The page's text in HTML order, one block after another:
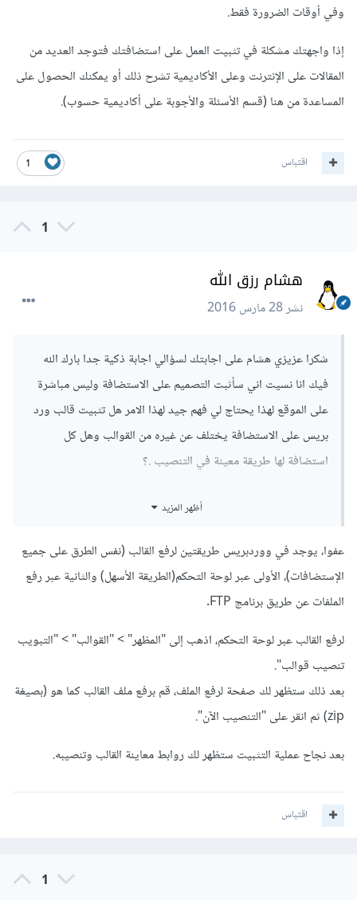
وفي أوقات الضرورة فقط.
إذا واجهتك مشكلة في تثبيت العمل على استضافتك فتوجد العديد من
المقالات على الإنترنت وعلى الأكاديمية تشرح ذلك أو يمكنك الحصول على
المساعدة من هنا (قسم الأسئلة والأجوبة على أكاديمية حسوب).
1 اقتباس
1
هشام رزق الله
نشر28 مارس 2016
شكرا عزيزي هشام على اجابتك لسؤالي اجابة ذكية جدا بارك الله
فيك انا نسيت اني سأثبت التصميم على الاستضافة وليس مباشرة
على الموقع لهذا يحتاج لي فهم جيد لهذا الامر هل تثبيت قالب ورد
بريس على الاستضافة يختلف عن غيره من القوالب وهل كل
استضافة لها طريقة معينة في التنصيب .؟
أظهر المزيد
عفوا، يوجد في ووردبريس طريقتين لرفع القالب (نفس الطرق على جميع
الإستضافات)، الأولى عبر لوحة التحكم(الطريقة الأسهل) والثانية عبر رفع
الملفات عن طريق برنامج FTP.
لرفع القالب عبر لوحة التحكم، اذهب إلى "المظهر" > "القوالب" > "التبويب
تنصيب قوالب".
بعد ذلك ستظهر لك صفحة لرفع الملف، قم برفع ملف القالب كما هو (بصيغة
zip) ثم انقر على "التنصيب الآن".
بعد نجاح عملية التثبيت ستظهر لك روابط معاينة القالب وتنصيبه.
اقتباس
1